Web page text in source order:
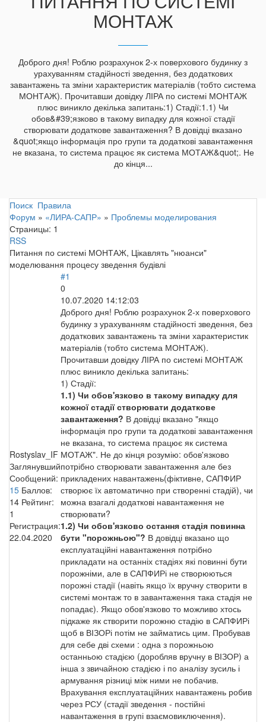
МОНТАЖ
Доброго дня! Роблю розрахунок 2-х поверхового будинку з
урахуванням стадійності зведення, без додаткових
завантажень та зміни характеристик матеріалів (тобто система
МОНТАЖ). Прочитавши довідку ЛІРА по системі МОНТАЖ
плюс виникло декілька запитань:1) Стадії:1.1) Чи
обов&#39;язково в такому випадку для кожної стадії
створювати додаткове завантаження? В довідці вказано
&quot;якщо інформація про групи та додаткові завантаження
не вказана, то система працює як система МОТАЖ&quot;. Не
до кінця...
Поиск Правила
Форум » «ЛИРА-САПР» » Проблемы моделирования
Страницы: 1
RSS
Питання по системі МОНТАЖ, Цікавлять "нюанси"
моделювання процесу зведення будівлі
Rostyslav_IF
Заглянувший
Сообщений:
15 Баллов:
14 Рейтинг:
1
Регистрация:
22.04.2020
#1
0
10.07.2020 14:12:03
Доброго дня! Роблю розрахунок 2-х поверхового
будинку з урахуванням стадійності зведення, без
додаткових завантажень та зміни характеристик
матеріалів (тобто система МОНТАЖ).
Прочитавши довідку ЛІРА по системі МОНТАЖ
плюс виникло декілька запитань:
1) Стадії:
1.1) Чи обов'язково в такому випадку для
кожної стадії створювати додаткове
завантаження? В довідці вказано "якщо
інформація про групи та додаткові завантаження
не вказана, то система працює як система
МОТАЖ". Не до кінця розумію: обов'язково
потрібно створювати завантаження але без
прикладених навантажень(фіктивне, САПФИР
створює їх автоматично при створенні стадій), чи
можна взагалі додаткові навантаження не
створювати?
1.2) Чи обов'язково остання стадія повинна
бути "порожньою"? В довідці вказано що
експлуатаційні навантаження потрібно
прикладати на останніх стадіях які повинні бути
порожніми, але в САПФИРі не створюються
порожні стадії (навіть якщо їх вручну створити в
системі монтаж то в завантаження така стадія не
попадає). Якщо обов'язково то можливо хтось
підкаже як створити порожню стадію в САПФИРі
щоб в ВІЗОРі потім не займатись цим. Пробував
для себе дві схеми : одна з порожньою
останньою стадією (доробляв вручну в ВІЗОР) а
інша з звичайною стадією і по аналізу зусиль і
армування різниці між ними не побачив.
Врахування експлуатаційних навантажень робив
через РСУ (стадії зведення - постійні
навантаження в групі взаємовиключення).